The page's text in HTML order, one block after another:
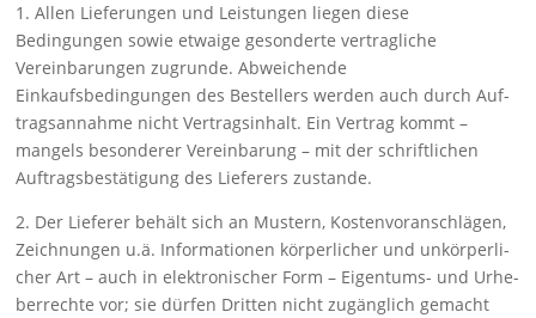
1. Allen Lieferungen und Leistungen liegen diese
Bedingungen sowie etwaige gesonderte vertragliche
Vereinbarungen zugrunde. Abwei­chende
Einkaufsbedingungen des Bestellers werden auch durch Auf­
tragsannahme nicht Vertragsinhalt. Ein Vertrag kommt –
mangels besonderer Vereinbarung – mit der schriftlichen
Auftragsbestätigung des Lieferers zustande.
2. Der Lieferer behält sich an Mustern, Kostenvoranschlägen,
Zeich­nungen u.ä. Informationen körperlicher und unkörperli­
cher Art – auch in elektronischer Form – Eigentums- und Urhe­
berrechte vor; sie dürfen Dritten nicht zugänglich gemacht